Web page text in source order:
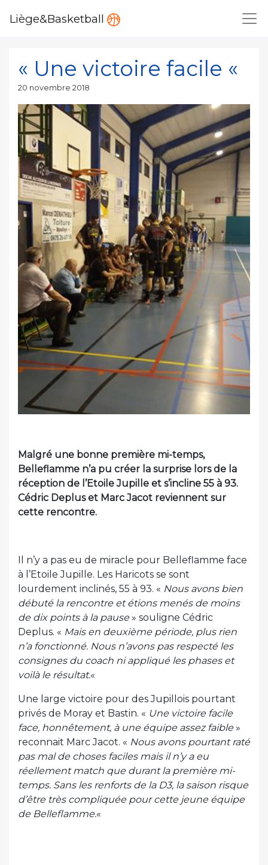
Liège&Basketball
« Une victoire facile «
Publié
20 novembre 2018
Malgré une bonne première mi-temps,
Belleflamme n’a pu créer la surprise lors de la
réception de l’Etoile Jupille et s’incline 55 à 93.
Cédric Deplus et Marc Jacot reviennent sur
cette rencontre.
Il n’y a pas eu de miracle pour Belleflamme face
à l’Etoile Jupille. Les Haricots se sont
lourdement inclinés, 55 à 93. « Nous avons bien
débuté la rencontre et étions menés de moins
de dix points à la pause» souligne Cédric
Deplus. « Mais en deuxième période, plus rien
n’a fonctionné. Nous n’avons pas respecté les
consignes du coach ni appliqué les phases et
voilà le résultat.«
Une large victoire pour des Jupillois pourtant
privés de Moray et Bastin. « Une victoire facile
face, honnêtement, à une équipe assez faible»
reconnait Marc Jacot. « Nous avons pourtant raté
pas mal de choses faciles mais il n’y a eu
réellement match que durant la première mi-
temps. Sans les renforts de la D3, la saison risque
d’être très compliquée pour cette jeune équipe
de Belleflamme.«